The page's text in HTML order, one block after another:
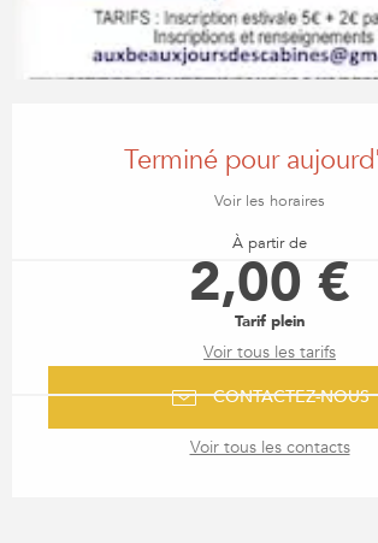
Terminé pour
Voir les horaires
À partir de
2,00 €
Tarif plein
Voir tous les tarifs
CONTACTEZ-NOUS
Voir tous les contacts